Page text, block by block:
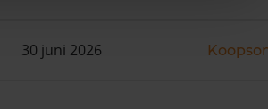
30 juni 2026